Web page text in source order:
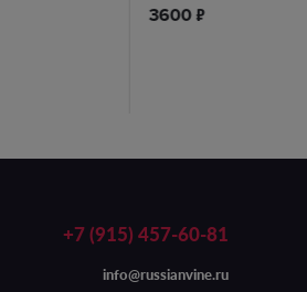
3600 п
+7 (915) 457-60-81
info@russianvine.ru